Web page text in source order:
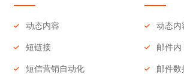
动态内容
短链接
短信营销自动化
动态内
邮件内
邮件数